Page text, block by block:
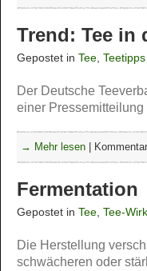
Trend: Tee in
Gepostet in Tee Teetipps
Der Deutsche
einer
→ Mehr lesen
Fermentation
Gepostet in Tee Tee-
Die Herstellung
schwächeren oder